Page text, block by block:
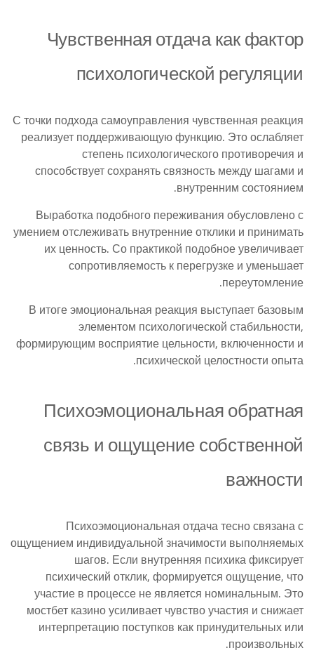
Чувственная отдача как фактор
психологической регуляции
С точки подхода самоуправления чувственная реакция
реализует поддерживающую функцию. Это ослабляет
степень психологического противоречия и
способствует сохранять связность между шагами и
внутренним состоянием.
Выработка подобного переживания обусловлено с
умением отслеживать внутренние отклики и принимать
их ценность. Со практикой подобное увеличивает
сопротивляемость к перегрузке и уменьшает
переутомление.
В итоге эмоциональная реакция выступает базовым
элементом психологической стабильности,
формирующим восприятие цельности, включенности и
психической целостности опыта.
Психоэмоциональная обратная
связь и ощущение собственной
важности
Психоэмоциональная отдача тесно связана с
ощущением индивидуальной значимости выполняемых
шагов. Если внутренняя психика фиксирует
психический отклик, формируется ощущение, что
участие в процессе не является номинальным. Это
мостбет казино усиливает чувство участия и снижает
интерпретацию поступков как принудительных или
произвольных.